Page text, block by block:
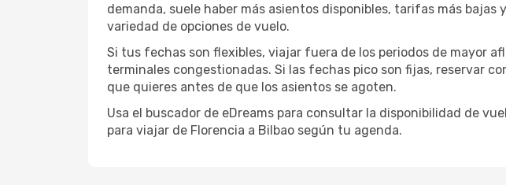
demanda, suele haber más asientos disponibles, tarifas más
variedad de opciones de vuelo.
Si tus fechas son flexibles, viajar fuera de los periodos de mayor
terminales congestionadas. Si las fechas pico son fijas, reservar
que quieres antes de que los asientos se agoten.
Usa el buscador de eDreams para consultar la disponibilidad de
para viajar de Florencia a Bilbao según tu agenda.